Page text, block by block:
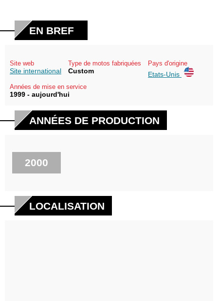
EN BREF
Site web
Site international
Type de motos fabriquées
Custom
Pays d'origine
Etats-Unis
Années de mise en service
1999 - aujourd'hui
ANNÉES DE PRODUCTION
2000
LOCALISATION